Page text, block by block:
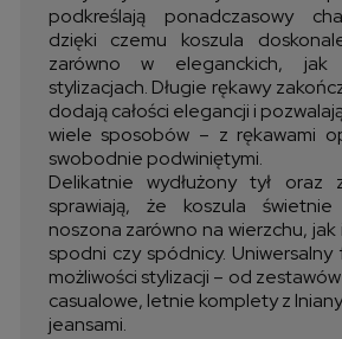
podkreślają ponadczasowy
dzięki czemu koszula
zarówno w eleganckich, jak
stylizacjach. Długie rękawy
dodają całości elegancji i
wiele sposobów – z rękawami
swobodnie podwiniętymi.
Delikatnie wydłużony tył oraz
sprawiają, że koszula
noszona zarówno na wierzchu,
spodni czy spódnicy.
możliwości stylizacji – od
casualowe, letnie komplety z
jeansami.